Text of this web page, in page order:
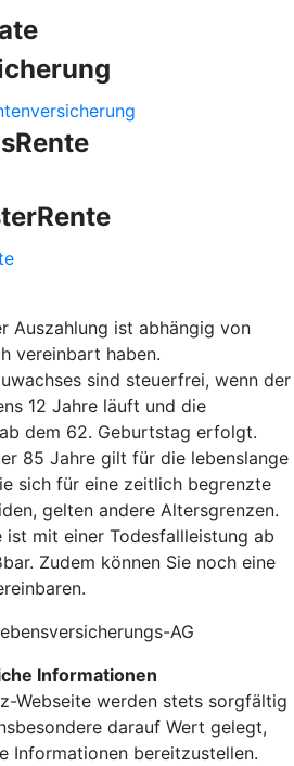
Auszahlung ist abhängig von
vereinbart haben.
sind steuerfrei, wenn der
12 Jahre läuft und die
dem 62. Geburtstag erfolgt.
85 Jahre gilt für die lebenslange
sich für eine zeitlich begrenzte
gelten andere Altersgrenzen.
ist mit einer Todesfallleistung ab
Zudem können Sie noch eine
AG
Informationen
Webseite werden stets sorgfältig
darauf Wert gelegt,
Informationen bereitzustellen.